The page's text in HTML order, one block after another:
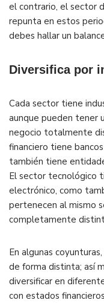
el contrario, el sector
repunta en estos
debes hallar un
Diversifica por
Cada sector tiene
aunque pueden tener
negocio totalmente
financiero tiene
también tiene
El sector tecnológico
electrónico, como
pertenecen al mismo
completamente
En algunas
de forma distinta; así
diversificar en
con estados